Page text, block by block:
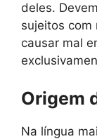
deles.
sujeitos com
causar mal
Origem
Na língua